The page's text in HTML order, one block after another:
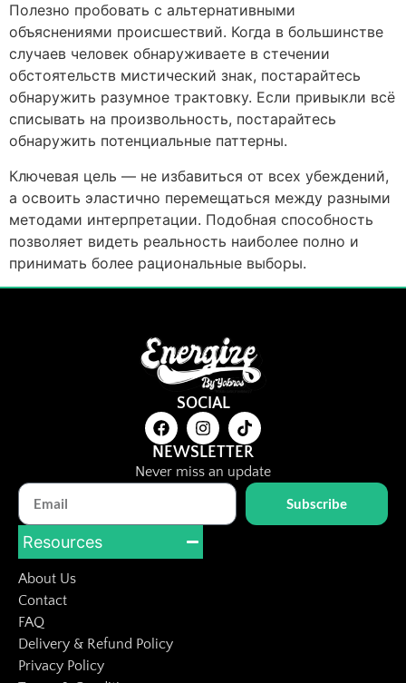
Полезно пробовать с альтернативными
объяснениями происшествий. Когда в большинстве
случаев человек обнаруживаете в стечении
обстоятельств мистический знак, постарайтесь
обнаружить разумное трактовку. Если привыкли всё
списывать на произвольность, постарайтесь
обнаружить потенциальные паттерны.
Ключевая цель — не избавиться от всех убеждений,
а освоить эластично перемещаться между разными
методами интерпретации. Подобная способность
позволяет видеть реальность наиболее полно и
принимать более рациональные выборы.
SOCIAL
NEWSLETTER
Never miss an update
Subscribe
Resources
About Us
Contact
FAQ
Delivery & Refund Policy
Privacy Policy